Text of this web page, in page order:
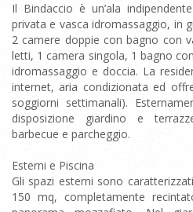
Il Bindaccio è un’ala
privata e vasca idromassaggio, in
2 camere doppie con bagno con
letti, 1 camera singola, 1 bagno
idromassaggio e doccia. La
internet, aria condizionata ed
soggiorni settimanali).
disposizione giardino e
barbecue e parcheggio.
Esterni e Piscina
Gli spazi esterni sono
150 mq, completamente